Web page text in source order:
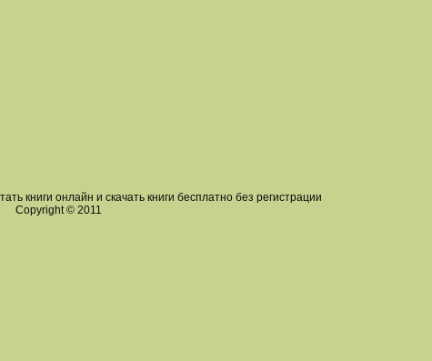
книги онлайн и скачать книги бесплатно без регистрации
Copyright © 2011